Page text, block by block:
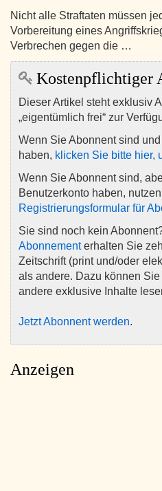
Nicht alle Straftaten müssen
Vorbereitung eines
Verbrechen gegen die …
Kostenpflichtiger
Dieser Artikel steht exklusiv
„eigentümlich frei“ zur
Wenn Sie Abonnent sind
haben, klicken Sie bitte hier,
Wenn Sie Abonnent sind,
Benutzerkonto haben,
Registrierungsformular für
Sie sind noch kein
Abonnementerhalten Sie
Zeitschrift (print und/oder
als andere. Dazu können
andere exklusive Inhalte
Jetzt Abonnent werden.
Anzeigen